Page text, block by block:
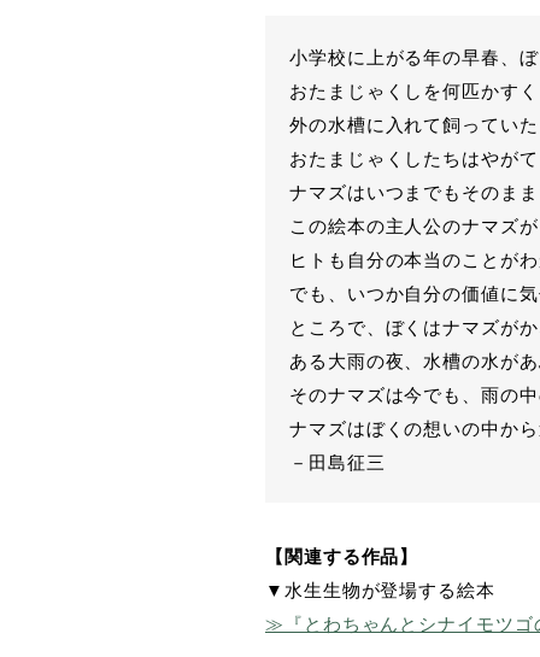
小学校に上がる年の早春、
おたまじゃくしを何匹かす
外の水槽に入れて飼ってい
おたまじゃくしたちはやが
ナマズはいつまでもそのま
この絵本の主人公のナマズ
ヒトも自分の本当のことが
でも、いつか自分の価値に
ところで、ぼくはナマズが
ある大雨の夜、水槽の水が
そのナマズは今でも、雨の
ナマズはぼくの想いの中か
－田島征三
【関連する作品】
▼水生生物が登場する絵本
≫『とわちゃんとシナイモツゴ